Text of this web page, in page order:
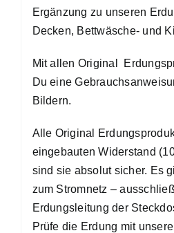
Ergänzung zu unseren
Decken, Bettwäsche- und
Mit allen Original
Du eine
Bildern.
Alle Original
eingebauten Widerstand
sind sie absolut sicher. Es
zum Stromnetz –
Erdungsleitung der
Prüfe die Erdung mit